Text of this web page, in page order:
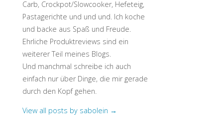
Carb, Crockpot/Slowcooker, Hefeteig,
Pastagerichte und und und. Ich koche
und backe aus Spaß und Freude.
Ehrliche Produktreviews sind ein
weiterer Teil meines Blogs.
Und manchmal schreibe ich auch
einfach nur über Dinge, die mir gerade
durch den Kopf gehen.
View all posts by sabolein →